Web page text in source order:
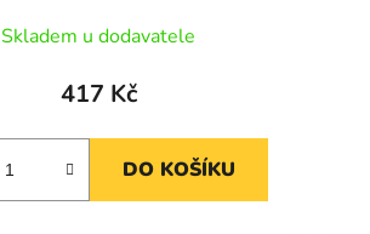
Skladem u dodavatele
417 Kč
DO KOŠÍKU